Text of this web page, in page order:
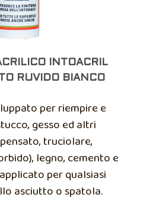
INTOACRIL
RUVIDO BIANCO
per riempire e
gesso ed altri
truciolare,
legno, cemento e
per qualsiasi
asciutto o spatola.